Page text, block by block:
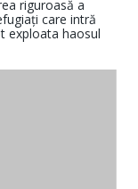
riguroasă a
care intră
exploata haosul